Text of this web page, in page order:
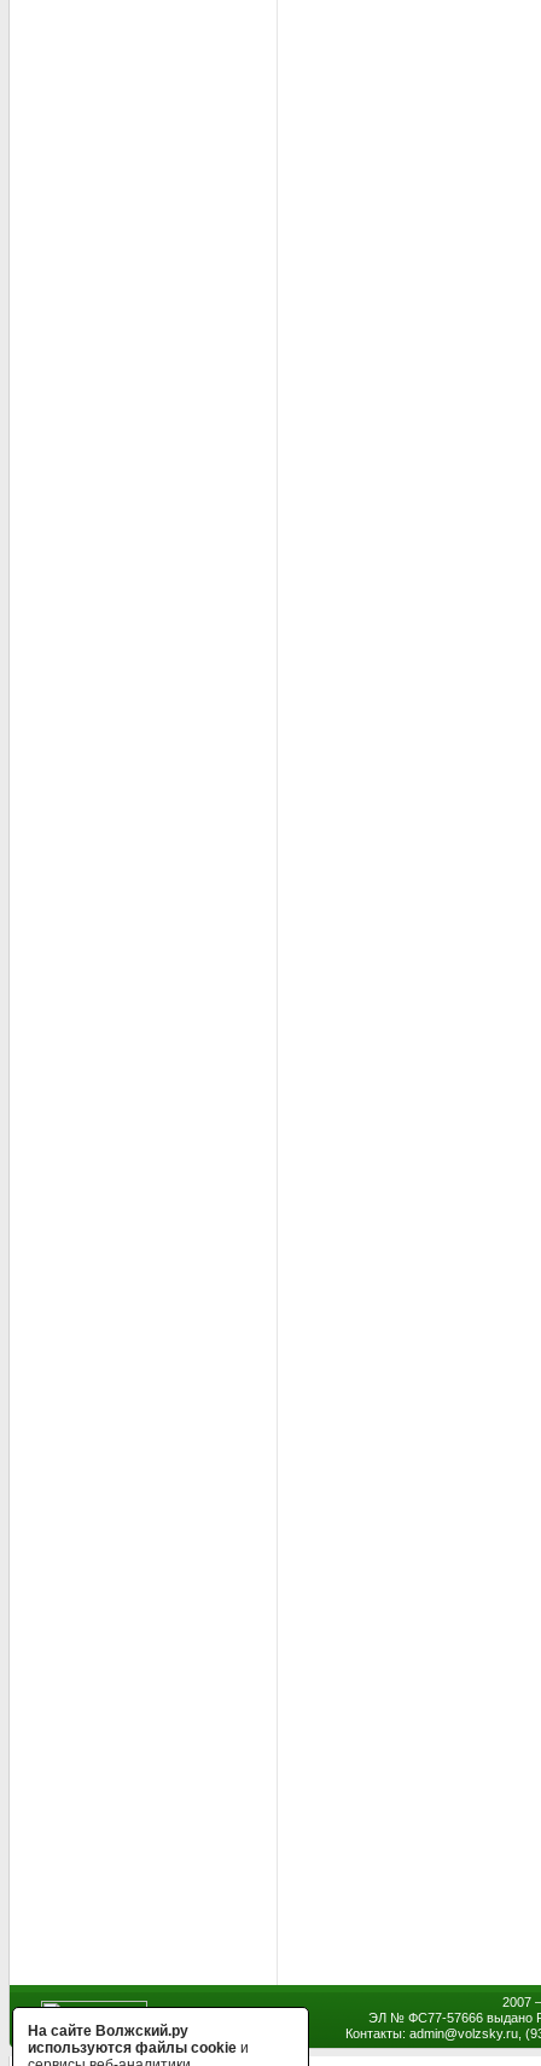
2007
ЭЛ № ФС77-57666 выдано
Контакты: admin@volzsky.ru,
На сайте Волжский.ру
используются файлы cookie и